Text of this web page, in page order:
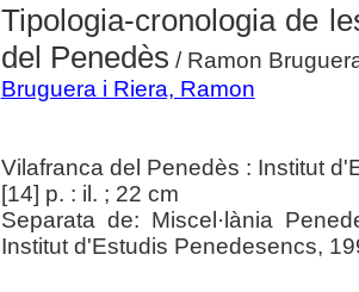
Tipologia-cronologia de
del Penedès / Ramon
Bruguera i Riera, Ramon
Vilafranca del Penedès : Institut
[14] p. : il. ; 22 cm
Separata de: Miscel·lània
Institut d'Estudis Penedesencs,